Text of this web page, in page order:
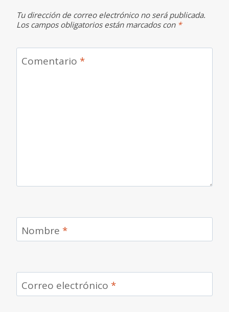
Tu dirección de correo electrónico no será publicada.
Los campos obligatorios están marcados con *
Comentario *
Nombre *
Correo electrónico *